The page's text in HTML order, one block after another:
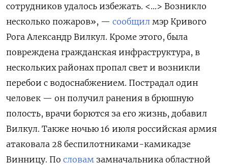
сотрудников удалось избежать. <…> Возникло
несколько пожаров», — сообщил мэр Кривого
Рога Александр Вилкул. Кроме этого, была
повреждена гражданская инфраструктура, в
нескольких районах пропал свет и возникли
перебои с водоснабжением. Пострадал один
человек — он получил ранения в брюшную
полость, врачи борются за его жизнь, добавил
Вилкул. Также ночью 16 июля российская армия
атаковала 28 беспилотниками-камикадзе
Винницу. По словам замначальника областной